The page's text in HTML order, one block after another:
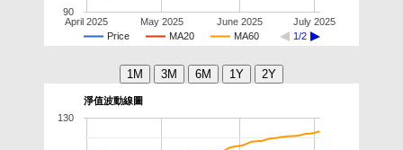
Price MA20 MA60 1/2
April 2025 May 2025 June 2025 July 2025
90
淨值波動線圖
130